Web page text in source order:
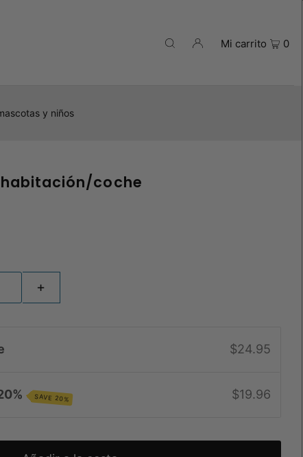
Mi carrito 0
y niños
coche
+
$24.95
SAVE 20% $19.96